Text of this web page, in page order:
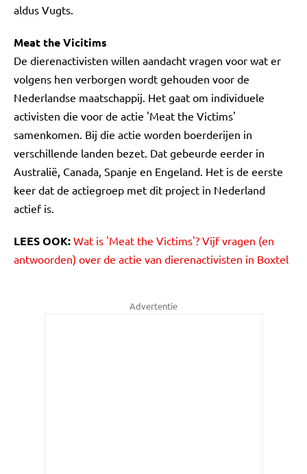
aldus Vugts.
Meat the Vicitims
De dierenactivisten willen aandacht vragen voor wat er
volgens hen verborgen wordt gehouden voor de
Nederlandse maatschappij. Het gaat om individuele
activisten die voor de actie 'Meat the Victims'
samenkomen. Bij die actie worden boerderijen in
verschillende landen bezet. Dat gebeurde eerder in
Australië, Canada, Spanje en Engeland. Het is de eerste
keer dat de actiegroep met dit project in Nederland
actief is.
LEES OOK: Wat is 'Meat the Victims'? Vijf vragen (en
antwoorden) over de actie van dierenactivisten in Boxtel
Advertentie